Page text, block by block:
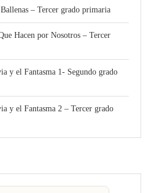
– Tercer grado primaria
Hacen por Nosotros – Tercer
y el Fantasma 1- Segundo grado
y el Fantasma 2 – Tercer grado